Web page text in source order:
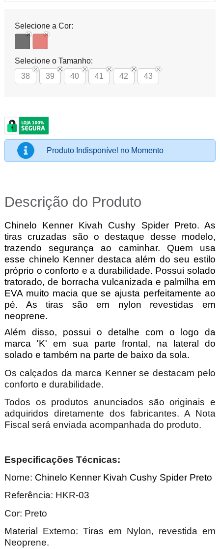
Selecione a Cor:
Selecione o Tamanho:
38
39 40 41 42 43
Produto Indisponível no Momento
Descrição do Produto
Chinelo Kenner Kivah Cushy Spider Preto. As
tiras cruzadas são o destaque desse modelo,
trazendo segurança ao caminhar. Quem usa
esse chinelo Kenner destaca além do seu estilo
próprio o conforto e a durabilidade. Possui solado
tratorado, de borracha vulcanizada e palmilha em
EVA muito macia que se ajusta perfeitamente ao
pé. As tiras são em nylon revestidas em
neoprene.
Além disso, possui o detalhe com o logo da
marca 'K' em sua parte frontal, na lateral do
solado e também na parte de baixo da sola.
Os calçados da marca Kenner se destacam pelo
conforto e durabilidade.
Todos os produtos anunciados são originais e
adquiridos diretamente dos fabricantes. A Nota
Fiscal será enviada acompanhada do produto.
Especificações Técnicas:
Nome: Chinelo Kenner Kivah Cushy Spider Preto
Referência: HKR-03
Cor: Preto
Material Externo: Tiras em Nylon, revestida em
Neoprene.